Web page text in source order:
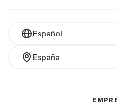
Español
España